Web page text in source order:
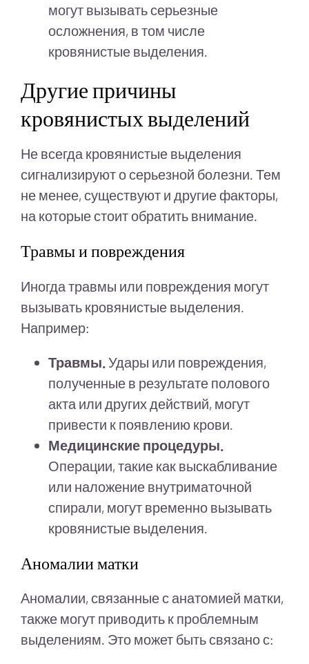
могут вызывать серьезные
осложнения, в том числе
кровянистые выделения.
Другие причины
кровянистых выделений
Не всегда кровянистые выделения
сигнализируют о серьезной болезни. Тем
не менее, существуют и другие факторы,
на которые стоит обратить внимание.
Травмы и повреждения
Иногда травмы или повреждения могут
вызывать кровянистые выделения.
Например:
Травмы. Удары или повреждения,
полученные в результате полового
акта или других действий, могут
привести к появлению крови.
Медицинские процедуры.
Операции, такие как выскабливание
или наложение внутриматочной
спирали, могут временно вызывать
кровянистые выделения.
Аномалии матки
Аномалии, связанные с анатомией матки,
также могут приводить к проблемным
выделениям. Это может быть связано с: